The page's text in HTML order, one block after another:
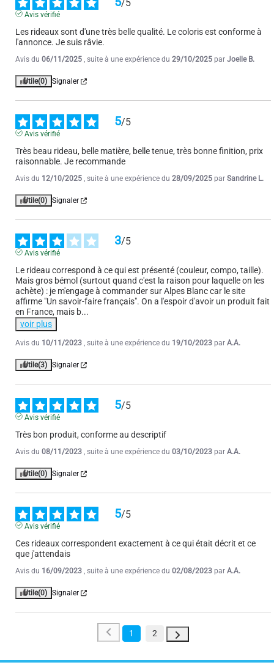
affirme "Un savoir-faire français". On a l'espoir d'avoir un produit fait
en France, mais b
voir plus
Avis du10/11/2023 , suite à une expérience du
Avis vérifié
Avis du08/11/2023 , suite à une expérience du03/10/2023 parA.A.
Utile(0) Signaler
5/5
Ces rideaux correspondent exactement à ce qui était décrit et ce
Avis du16/09/2023 , suite à une expérience du02/08/2023 parA.A.
Utile (0) Signaler
/5
Avis vérifié
Les rideaux sont d'une très belle qualité. Le coloris est conforme à
l'annonce. Je suis râvie.
Avis du 06/11/2025 , suite à une expérience du 29/10/2025 par Joelle B.
Utile(0) Signaler
5/5
Avis vérifié
Très beau rideau, belle matière, belle tenue, très bonne finition, prix
raisonnable. Je recommande
Avis du 12/10/2025 , suite à une expérience du 28/09/2025 par Sandrine L.
Utile(0) Signaler
3/5
Avis vérifié
Le rideau correspond à ce qui est présenté (couleur, compo, taille).
Mais gros bémol (surtout quand c'est la raison pour laquelle on les
achète) : je m'engage à commander sur Alpes Blanc car le site
affirme "Un savoir-faire français". On a l'espoir d'avoir un produit fait
en France, mais b...
voir plus
Avis du 10/11/2023 , suite à une expérience du 19/10/2023 par A.A.
Utile(3) Signaler
5/5
Avis vérifié
Très bon produit, conforme au descriptif
Avis du 08/11/2023 , suite à une expérience du 03/10/2023 par A.A.
Utile(0) Signaler
5/5
Avis vérifié
Ces rideaux correspondent exactement à ce qui était décrit et ce
que j'attendais
Avis du 16/09/2023 , suite à une expérience du 02/08/2023 par A.A.
Utile(0) Signaler
1 2